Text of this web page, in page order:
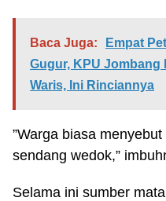
Baca Juga:
Empat
Gugur, KPU Jombang
Waris, Ini Rinciannya
”Warga biasa
sendang wedok,”
Selama ini sumber